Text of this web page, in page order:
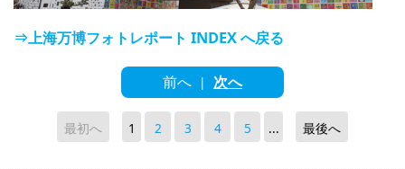
⇒上海万博フォトレポート INDEX へ戻る
前へ | 次へ
最初へ 1 2 3 4 5 ... 最後へ